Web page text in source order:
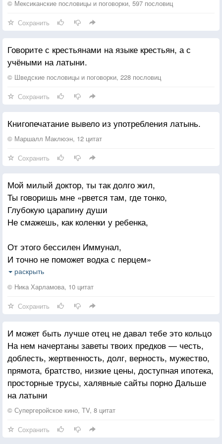
Гортанный реквием прощеного прочтенья
На бахрому распустит бремя вод.
Где мы вдохнем и выдохнем о Лете,
Танцуя кожей, там, где всё придет.
Как сладок воздух в этом сладком цвете,
От раненых цветеньем в душу слов
Мое моленье снова плачет алым.
Сменивший свет, бездонность, темноту...
Нас всех однажды сбросят в травы...
И будет слово...слово о любви
В покинутых тобой прощаньях,
И дерево попросится к рукам,
Цветами одевая жизнь венчально.
Любовью ссадины врачуя,
Идущих в вечер, день благословит,
И повзрослеет тишина молчанья
Еще на одного...
Когда заговоришь нечеловечьим языком
© Мексиканские пословицы и поговорки, 597 пословиц
Сохранить
Говорите с крестьянами на языке крестьян, а с
учёными на латыни.
© Шведские пословицы и поговорки, 228 пословиц
Сохранить
Книгопечатание вывело из употребления латынь.
© Маршалл Маклюэн, 12 цитат
Сохранить
Мой милый доктор, ты так долго жил,
Ты говоришь мне «рвется там, где тонко,
Глубокую царапину души
Не смажешь, как коленки у ребенка,
От этого бессилен Иммунал,
И точно не поможет водка с перцем»
Я пью с утра, что доктор прописал,
Для укрепления глупой мышцы — сердца.
Скажи по-свойски, как мне дальше жить?
Черкни хоть пару строчек на латыни,
На мышце шрамы девственно свежи,
Я полностью доверюсь медицине.
Уже уходишь? Что же, уходи,
У вас всегда период эпидемий.
Усталый доктор, мудрость во плоти,
В своем рецепте пишет: «нужно время».
раскрыть
© Ника Харламова, 10 цитат
Сохранить
И может быть лучше отец не давал тебе это кольцо
На нем начертаны заветы твоих предков — честь,
доблесть, жертвенность, долг, верность, мужество,
прямота, братство, низкие цены, доступная ипотека,
просторные трусы, халявные сайты порно Дальше
на латыни
© Супергеройское кино, TV, 8 цитат
Сохранить